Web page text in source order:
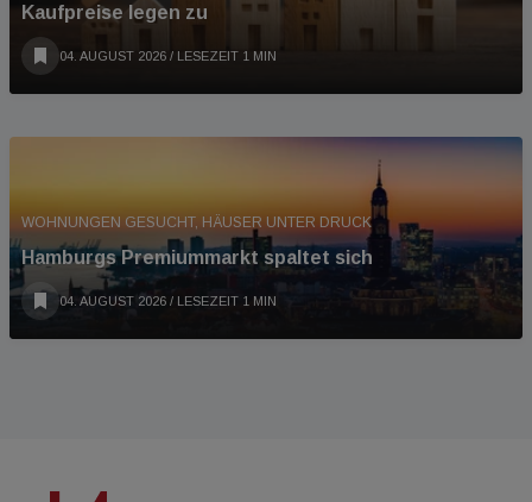
Kaufpreise legen zu
04. AUGUST 2026 / LESEZEIT 1 MIN
WOHNUNGEN GESUCHT, HÄUSER UNTER DRUCK
Hamburgs Premiummarkt spaltet sich
04. AUGUST 2026 / LESEZEIT 1 MIN